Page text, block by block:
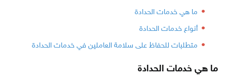
ما هي خدمات الحدادة
أنواع خدمات الحدادة
متطلبات للحفاظ على سلامة العاملين في خدمات الحدادة
ما هي خدمات الحدادة